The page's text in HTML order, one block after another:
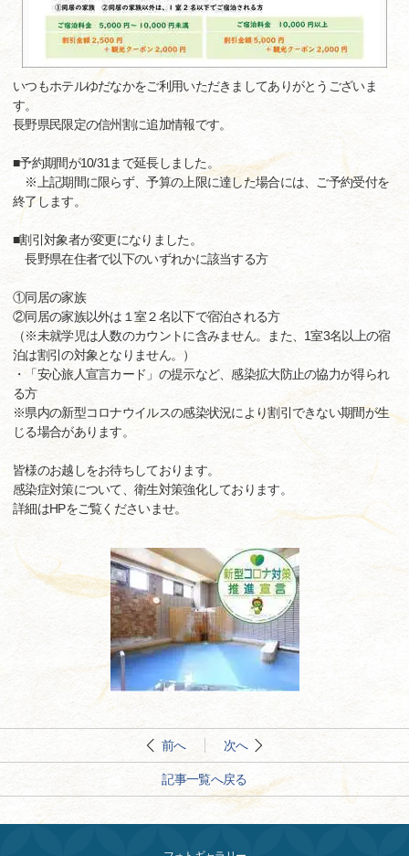
いつもホテルゆだなかをご利用いただきましてありがとうございま
す。
長野県民限定の信州割に追加情報です。
■予約期間が10/31まで延長しました。
※上記期間に限らず、予算の上限に達した場合には、ご予約受付を
終了します。
■割引対象者が変更になりました。
長野県在住者で以下のいずれかに該当する方
①同居の家族
②同居の家族以外は１室２名以下で宿泊される方
（※未就学児は人数のカウントに含みません。また、1室3名以上の宿
泊は割引の対象となりません。）
・「安心旅人宣言カード」の提示など、感染拡大防止の協力が得られ
る方
※県内の新型コロナウイルスの感染状況により割引できない期間が生
じる場合があります。
皆様のお越しをお待ちしております。
感染症対策について、衛生対策強化しております。
詳細はHPをご覧くださいませ。
前へ 次へ
記事一覧へ戻る